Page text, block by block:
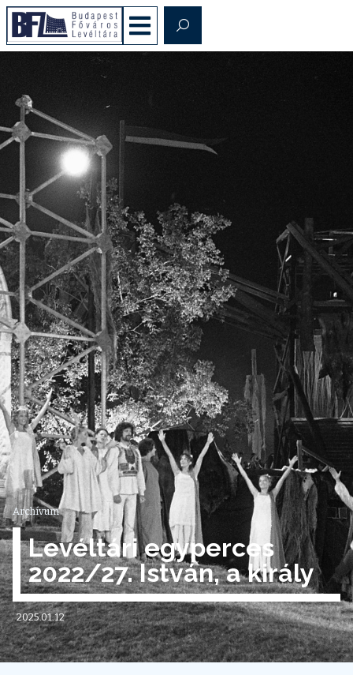
Archívum
Levéltári egyperces
2022/27. István, a király
2025.01.12